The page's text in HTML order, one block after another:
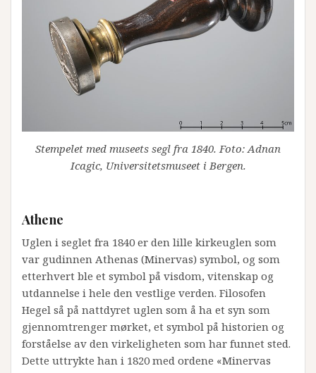
Stempelet med museets segl fra 1840. Foto: Adnan
Icagic, Universitetsmuseet i Bergen.
Athene
Uglen i seglet fra 1840 er den lille kirkeuglen som
var gudinnen Athenas (Minervas) symbol, og som
etterhvert ble et symbol på visdom, vitenskap og
utdannelse i hele den vestlige verden. Filosofen
Hegel så på nattdyret uglen som å ha et syn som
gjennomtrenger mørket, et symbol på historien og
forståelse av den virkeligheten som har funnet sted.
Dette uttrykte han i 1820 med ordene «Minervas